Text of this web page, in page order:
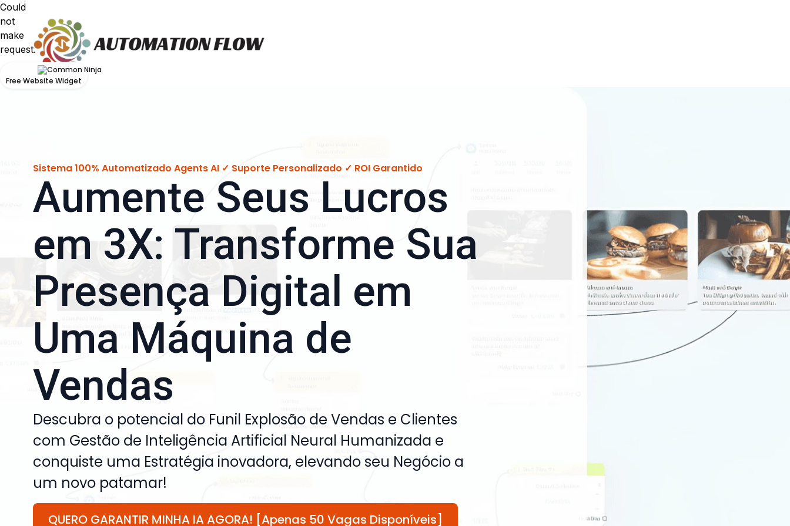
Sistema 100% Automatizado Agents AI ✓ Suporte Personalizado ✓ ROI Garantido
Aumente Seus Lucros
em 3X: Transforme Sua
Presença Digital em
Uma Máquina de
Vendas
Descubra o potencial do Funil Explosão de Vendas e Clientes
com Gestão de Inteligência Artificial Neural Humanizada e
conquiste uma Estratégia inovadora, elevando seu Negócio a
um novo patamar!
QUERO GARANTIR MINHA IA AGORA! [Apenas 50 Vagas Disponíveis]
Could
not
make
request.
Free Website Widget